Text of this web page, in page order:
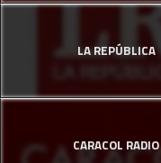
LA REPÚBLICA
CARACOL RADIO